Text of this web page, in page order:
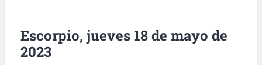
Escorpio, jueves 18 de mayo de
2023